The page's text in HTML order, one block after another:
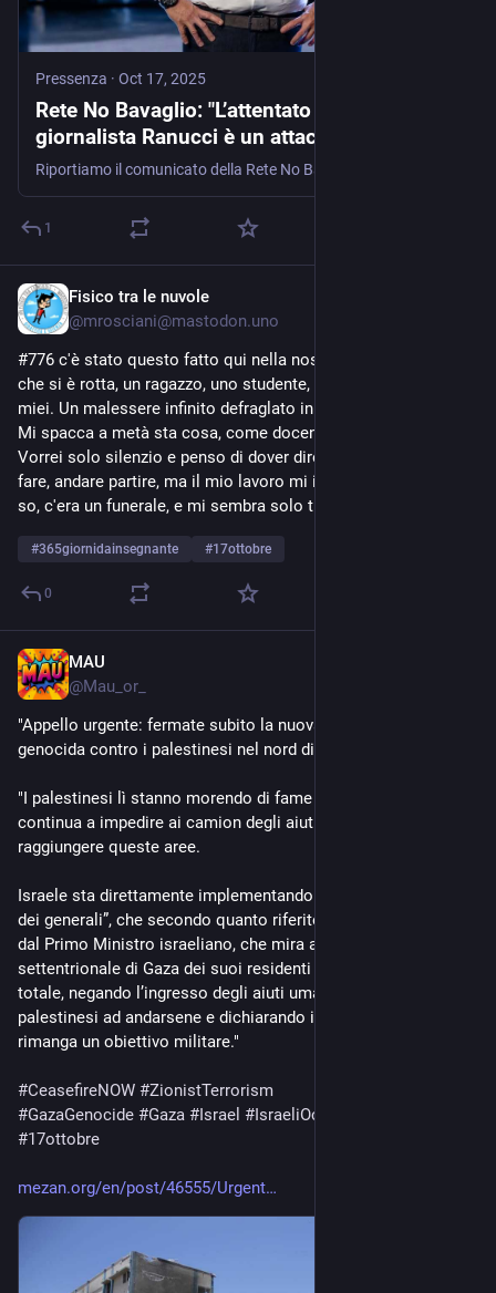
Pressenza · Oct 17, 2025
Rete No Bavaglio: "L’attentato contro il
giornalista Ranucci è un attacco alla libertà
di stampa e alla democrazia”
1
Fisico tra le nuvole
@mrosciani@mastodon.uno
#776 c'è stato questo fatto qui nella nostra frazione. Una vita
che si è rotta, un ragazzo, uno studente, coetaneo e amici dei
miei. Un malessere infinito defraglato in una serata qualsiasi.
Mi spacca a metà sta cosa, come docente, come persona...
Vorrei solo silenzio e penso di dover dire qualcosa; vorrei
fare, andare partire, ma il mio lavoro mi impone un ruolo. Non
so, c'era un funerale, e mi sembra solo tutto troppo assurdo.
#365giornidainsegnante #17ottobre
0
MAU
@Mau_or_
"Appello urgente: fermate subito la nuova ondata di violenza
genocida contro i palestinesi nel nord di Gaza!"
"I palestinesi lì stanno morendo di fame mentre Israele
continua a impedire ai camion degli aiuti umanitari di
raggiungere queste aree.
Israele sta direttamente implementando il cosiddetto “Piano
dei generali”, che secondo quanto riferito è stato esaminato
dal Primo Ministro israeliano, che mira a svuotare la parte
settentrionale di Gaza dei suoi residenti attraverso un assedio
totale, negando l’ingresso degli aiuti umanitari, costringendo i
palestinesi ad andarsene e dichiarando illegalmente chiunque
rimanga un obiettivo militare."
#CeasefireNOW #ZionistTerrorism
#GazaGenocide #Gaza #Israel #IsraeliOccupation
#17ottobre
mezan.org/en/post/46555/Urgent